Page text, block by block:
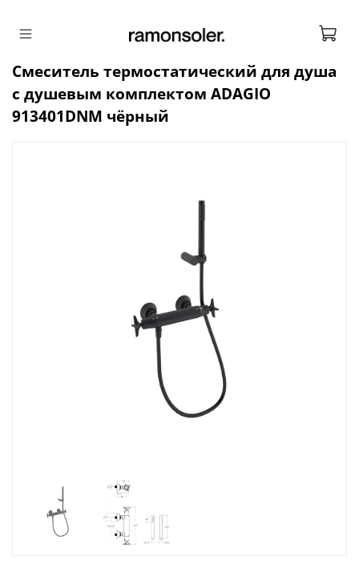
Смеситель термостатический для душа
с душевым комплектом ADAGIO
913401DNM чёрный